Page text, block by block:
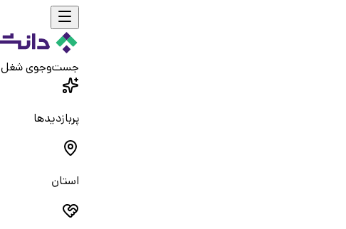
جست‌و‌جوی شغل
پربازدیدها
استان